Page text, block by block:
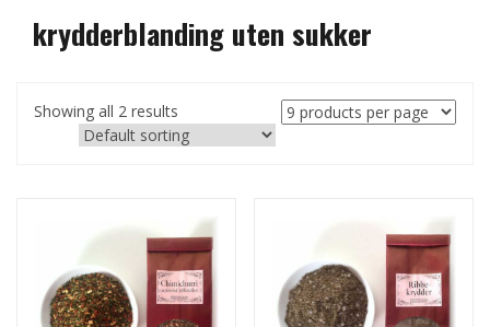
krydderblanding uten sukker
Showing all 2 results